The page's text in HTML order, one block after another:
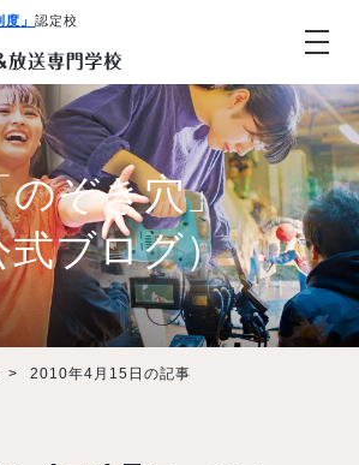
」 認定校
ステム
のぞき穴」
式ブログ）
> 2010年4月15日の記事